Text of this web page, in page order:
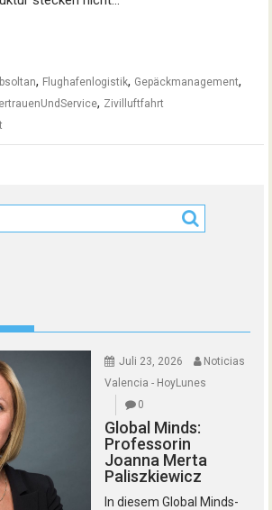
, Flughafenlogistik, Gepäckmanagement,
, Zivilluftfahrt
Juli 23, 2026
Noticias
Valencia - HoyLunes
0
Global Minds:
Professorin
Joanna Merta
Paliszkiewicz
In diesem Global Minds-